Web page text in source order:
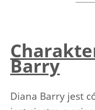
Barry
Diana Barry jest